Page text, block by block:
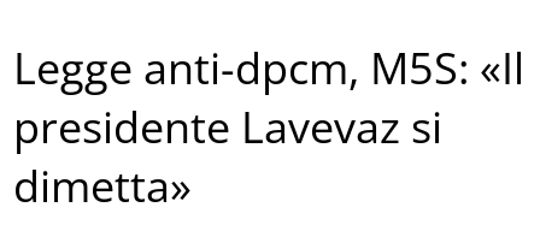
Legge anti-dpcm, M5S: «Il
presidente Lavevaz si
dimetta»